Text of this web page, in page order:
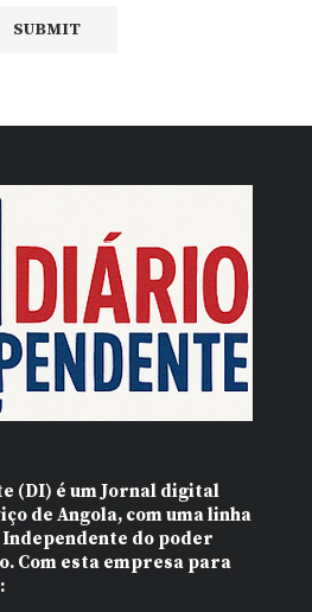
(DI) é um Jornal digital
de Angola, com uma linha
do poder
Com esta empresa para